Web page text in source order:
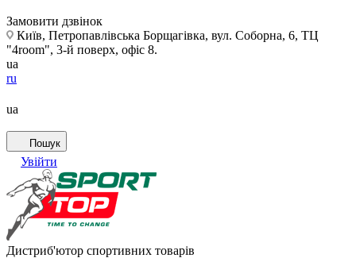
Замовити дзвінок
Київ, Петропавлівська Борщагівка, вул. Соборна, 6, ТЦ
"4room", 3-й поверх, офіс 8.
ua
ru
ua
Пошук
Увійти
Дистриб'ютор спортивних товарів